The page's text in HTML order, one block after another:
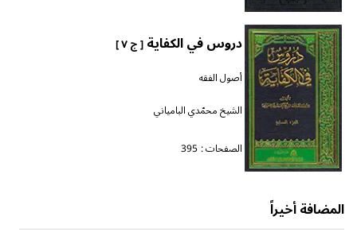
دروس في الكفاية[ ج ٧ ]
أصول الفقه
الشيخ محمّدي البامياني
الصفحات : 395
المضافة أخيراً